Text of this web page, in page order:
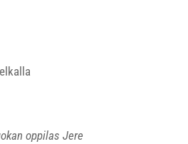
oppilas Jere